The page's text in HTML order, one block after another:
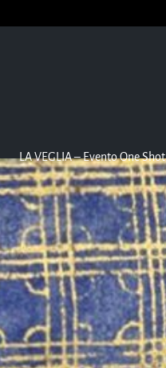
LA VEGLIA – Evento One Shot